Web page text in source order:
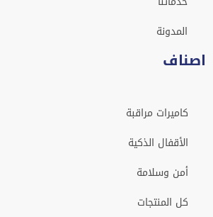
المدونة
كاميرات مراقبة
الأقفال الذكية
أمن وسلامة
كل المنتجات